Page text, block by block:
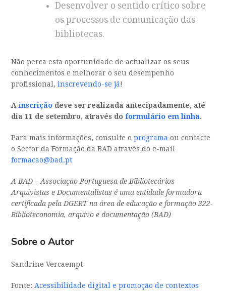
Desenvolver o sentido crítico sobre
os processos de comunicação das
bibliotecas.
Não perca esta oportunidade de actualizar os seus
conhecimentos e melhorar o seu desempenho
profissional,inscrevendo-se já!
Ainscrição deve ser realizada antecipadamente, até
dia 11 de setembro, através doformulário em linha.
Para mais informações, consulte oprograma ou contacte
o Sector da Formação da BAD através do e-mail
formacao@bad.pt
A BAD – Associação Portuguesa de Bibliotecários
Arquivistas e Documentalistas é uma entidade formadora
certificada pela DGERT na área de educação e formação 322-
Biblioteconomia, arquivo e documentação (BAD)
Sobre o Autor
Sandrine Vercaempt
Fonte:Acessibilidade digital e promoção de contextos